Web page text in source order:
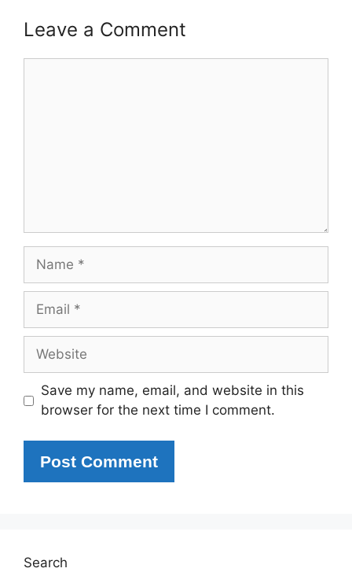
Leave a Comment
Name
Email
Website
Save my name, email, and website in this
browser for the next time I comment.
Search